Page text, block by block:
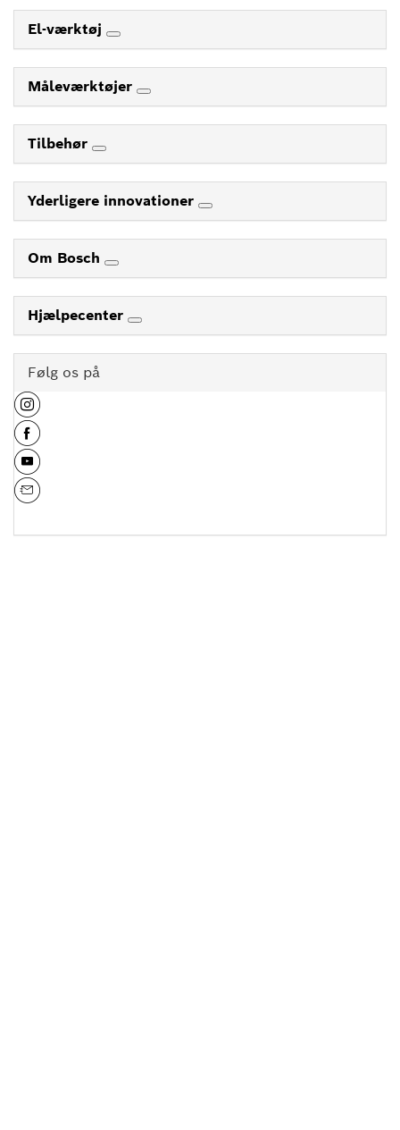
El-værktøj
Måleværktøjer
Tilbehør
Yderligere innovationer
Om Bosch
Hjælpecenter
Følg os på